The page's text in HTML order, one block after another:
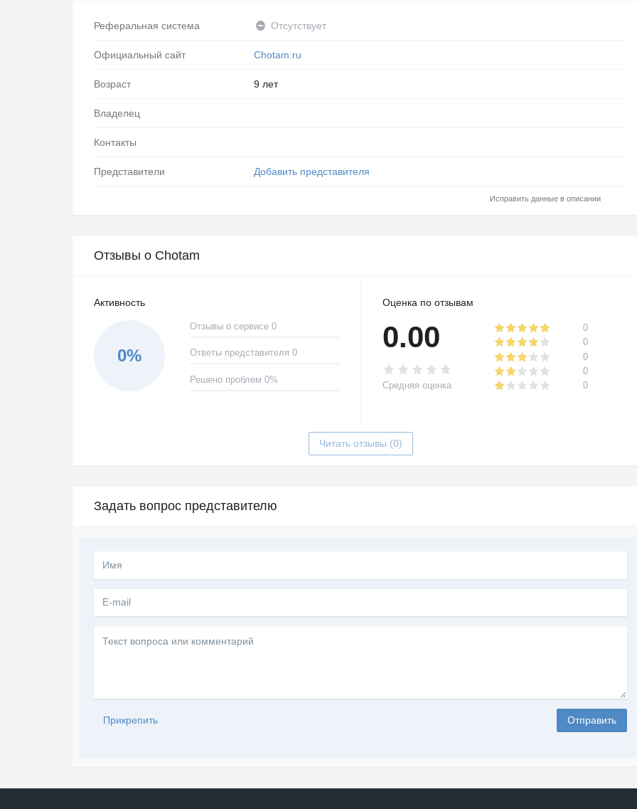
Реферальная система Отсутствует
Официальный сайт Chotam.ru
Возраст 9 лет
Владелец
Контакты
Представители Добавить представителя
Исправить данные в описании
Отзывы о Chotam
Активность
0%
Отзывы о сервисе 0
Ответы представителя 0
Решено проблем 0%
Оценка по отзывам
0.00
Средняя оценка
0
0
0
0
0
Читать отзывы (0)
Задать вопрос представителю
вопроса
Отправить
Прикрепить